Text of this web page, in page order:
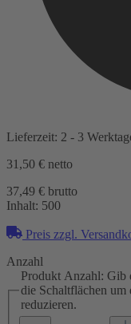
Lieferzeit: 2 - 3
31,50 € netto
37,49 € brutto
Inhalt: 500
Preis zzgl.
Anzahl
Produkt Anzahl: Gib
die Schaltflächen um
reduzieren.